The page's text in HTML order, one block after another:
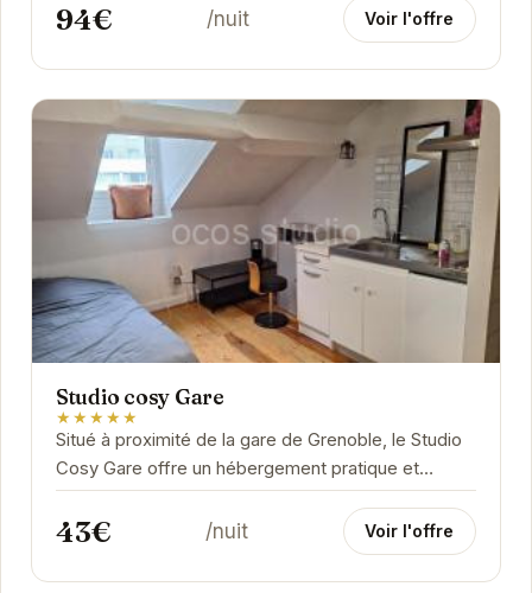
94€ /nuit Voir l'offre
Studio cosy Gare
★★★★★
Situé à proximité de la gare de Grenoble, le Studio
Cosy Gare offre un hébergement pratique et
fonctionnel. Idéal pour les courts séjours, il...
43€ /nuit Voir l'offre